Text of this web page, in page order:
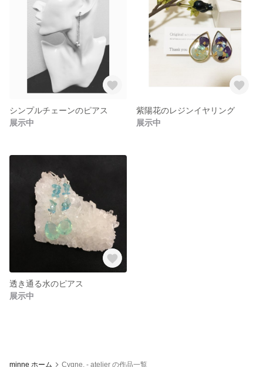
シンプルチェーンのピアス
展示中
紫陽花のレジンイヤリング
展示中
透き通る水のピアス
展示中
minne ホーム Cygne. - atelier の作品一覧